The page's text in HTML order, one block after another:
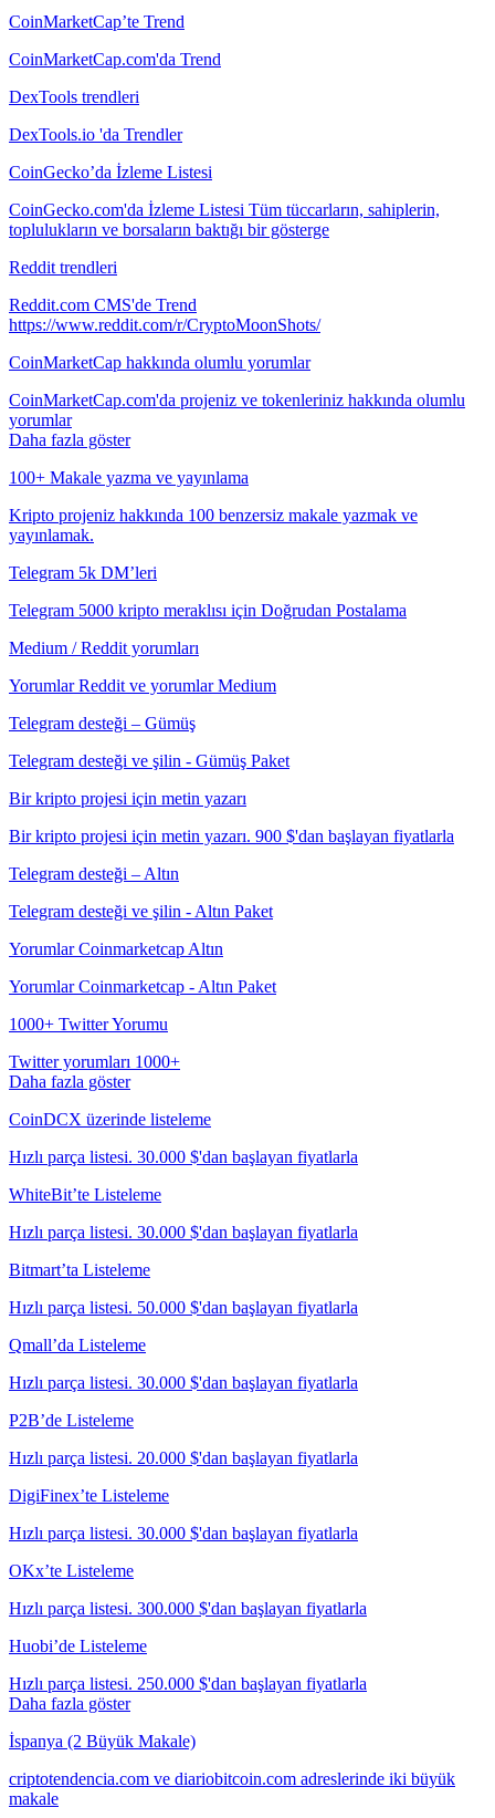
CoinMarketCap’te Trend
CoinMarketCap.com'da Trend
DexTools trendleri
DexTools.io 'da Trendler
CoinGecko’da İzleme Listesi
CoinGecko.com'da İzleme Listesi Tüm tüccarların, sahiplerin,
toplulukların ve borsaların baktığı bir gösterge
Reddit trendleri
Reddit.com CMS'de Trend
https://www.reddit.com/r/CryptoMoonShots/
CoinMarketCap hakkında olumlu yorumlar
CoinMarketCap.com'da projeniz ve tokenleriniz hakkında olumlu
yorumlar
Daha fazla göster
100+ Makale yazma ve yayınlama
Kripto projeniz hakkında 100 benzersiz makale yazmak ve
yayınlamak.
Telegram 5k DM’leri
Telegram 5000 kripto meraklısı için Doğrudan Postalama
Medium / Reddit yorumları
Yorumlar Reddit ve yorumlar Medium
Telegram desteği – Gümüş
Telegram desteği ve şilin - Gümüş Paket
Bir kripto projesi için metin yazarı
Bir kripto projesi için metin yazarı. 900 $'dan başlayan fiyatlarla
Telegram desteği – Altın
Telegram desteği ve şilin - Altın Paket
Yorumlar Coinmarketcap Altın
Yorumlar Coinmarketcap - Altın Paket
1000+ Twitter Yorumu
Twitter yorumları 1000+
Daha fazla göster
CoinDCX üzerinde listeleme
Hızlı parça listesi. 30.000 $'dan başlayan fiyatlarla
WhiteBit’te Listeleme
Hızlı parça listesi. 30.000 $'dan başlayan fiyatlarla
Bitmart’ta Listeleme
Hızlı parça listesi. 50.000 $'dan başlayan fiyatlarla
Qmall’da Listeleme
Hızlı parça listesi. 30.000 $'dan başlayan fiyatlarla
P2B’de Listeleme
Hızlı parça listesi. 20.000 $'dan başlayan fiyatlarla
DigiFinex’te Listeleme
Hızlı parça listesi. 30.000 $'dan başlayan fiyatlarla
OKx’te Listeleme
Hızlı parça listesi. 300.000 $'dan başlayan fiyatlarla
Huobi’de Listeleme
Hızlı parça listesi. 250.000 $'dan başlayan fiyatlarla
Daha fazla göster
İspanya (2 Büyük Makale)
criptotendencia.com ve diariobitcoin.com adreslerinde iki büyük
makale